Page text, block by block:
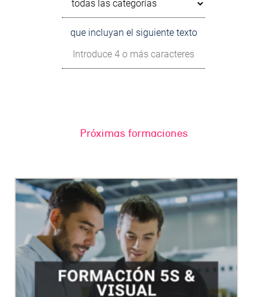
que incluyan el siguiente texto
Próximas formaciones